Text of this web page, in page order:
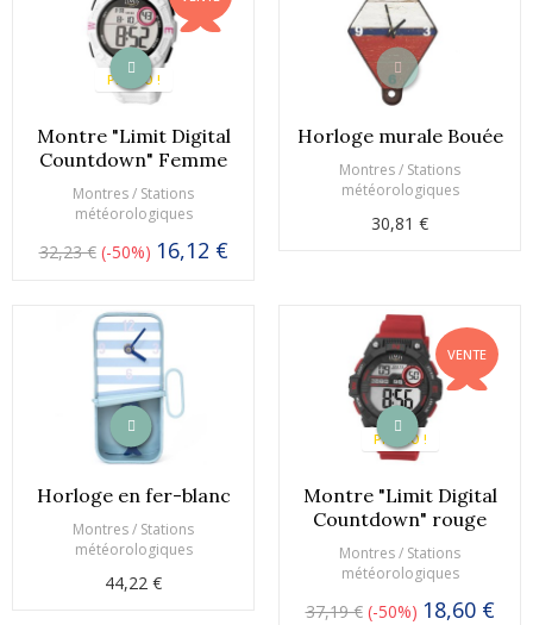
PROMO !
Montre "Limit Digital
Countdown" Femme
Montres / Stations
météorologiques
32,23 € -50% 16,12 €
Horloge murale Bouée
Montres / Stations
météorologiques
30,81 €
Horloge en fer-blanc
Montres / Stations
météorologiques
44,22 €
PROMO !
VENTE
Montre "Limit Digital
Countdown" rouge
Montres / Stations
météorologiques
37,19 € -50% 18,60 €